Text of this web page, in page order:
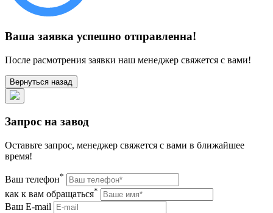
Ваша заявка успешно отправленна!
После расмотрения заявки наш менеджер свяжется с вами!
Вернуться назад
Запрос на завод
Оставьте запрос, менеджер свяжется с вами в ближайшее
время!
Ваш телефон*
как к вам обращаться*
Ваш E-mail